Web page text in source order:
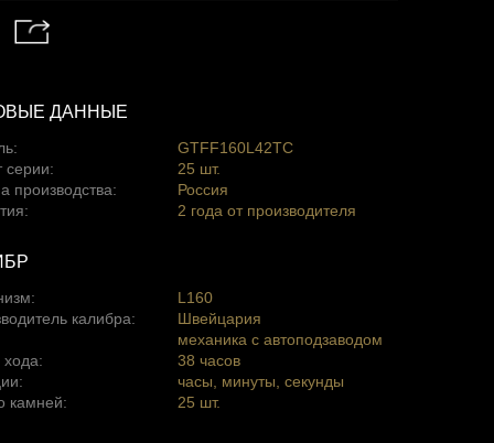
ДАННЫЕ
GTFF160L42TC
серии:
25 шт.
производства:
Россия
2 года от производителя
L160
калибра:
Швейцария
механика с автоподзаводом
хода:
38 часов
часы, минуты, секунды
камней:
25 шт.